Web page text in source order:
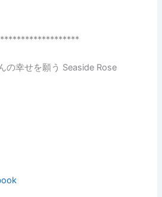
の幸せを願う Seaside Rose